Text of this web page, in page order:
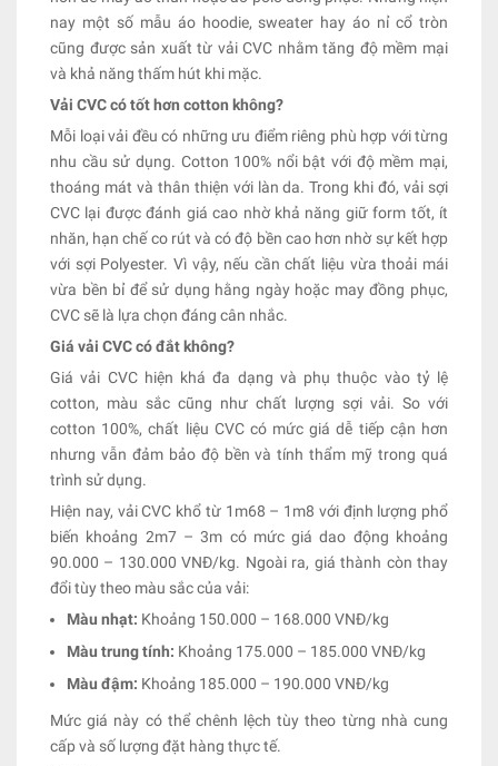
nay một số mẫu áo hoodie, sweater hay áo nỉ cổ tròn
cũng được sản xuất từ vải CVC nhằm tăng độ mềm mại
và khả năng thấm hút khi mặc.
Vải CVC có tốt hơn cotton không?
Mỗi loại vải đều có những ưu điểm riêng phù hợp với từng
nhu cầu sử dụng. Cotton 100% nổi bật với độ mềm mại,
thoáng mát và thân thiện với làn da. Trong khi đó, vải sợi
CVC lại được đánh giá cao nhờ khả năng giữ form tốt, ít
nhăn, hạn chế co rút và có độ bền cao hơn nhờ sự kết hợp
với sợi Polyester. Vì vậy, nếu cần chất liệu vừa thoải mái
vừa bền bỉ để sử dụng hằng ngày hoặc may đồng phục,
CVC sẽ là lựa chọn đáng cân nhắc.
Giá vải CVC có đắt không?
Giá vải CVC hiện khá đa dạng và phụ thuộc vào tỷ lệ
cotton, màu sắc cũng như chất lượng sợi vải. So với
cotton 100%, chất liệu CVC có mức giá dễ tiếp cận hơn
nhưng vẫn đảm bảo độ bền và tính thẩm mỹ trong quá
trình sử dụng.
Hiện nay, vải CVC khổ từ 1m68 – 1m8 với định lượng phổ
biến khoảng 2m7 – 3m có mức giá dao động khoảng
90.000 – 130.000 VNĐ/kg. Ngoài ra, giá thành còn thay
đổi tùy theo màu sắc của vải:
Màu nhạt: Khoảng 150.000 – 168.000 VNĐ/kg
Màu trung tính: Khoảng 175.000 – 185.000 VNĐ/kg
Màu đậm: Khoảng 185.000 – 190.000 VNĐ/kg
Mức giá này có thể chênh lệch tùy theo từng nhà cung
cấp và số lượng đặt hàng thực tế.